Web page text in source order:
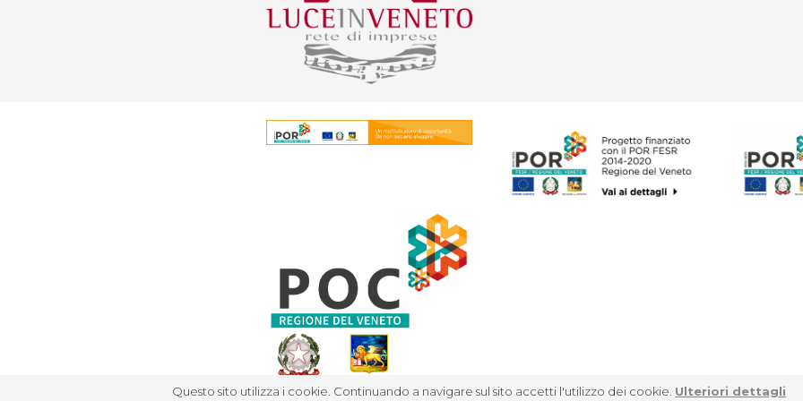
Questo sito utilizza i cookie. Continuando a navigare sul sito accetti l'utilizzo dei cookie. Ulteriori dettagli